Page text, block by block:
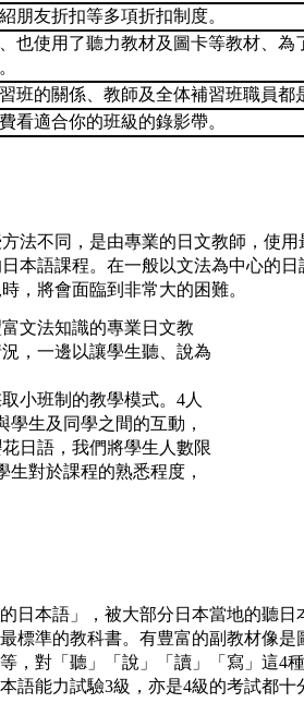
朋友折扣等多項折扣制度。
也使用了聽力教材及圖卡等教材、為
班的關係、教師及全体補習班職員都
看適合你的班級的錄影帶。
法不同，是由專業的日文教師，使
本語課程。在一般以文法為中心的
，將會面臨到非常大的困難。
文法知識的專業日文教
，一邊以讓學生聽、說為
小班制的教學模式。4人
學生及同學之間的互動，
日語，我們將學生人數限
對於課程的熟悉程度，
的日本語」，被大部分日本當地的聽
標準的教科書。有豊富的副教材像是
，對「聽」「說」「讀」「寫」這4
語能力試驗3級，亦是4級的考試都十